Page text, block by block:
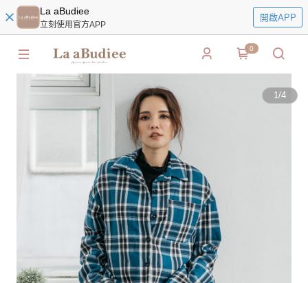
La aBudiee
立刻使用官方APP
開啟APP
0
1/4